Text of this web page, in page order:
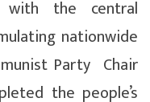
the central
nationwide
Party Chair
the people’s